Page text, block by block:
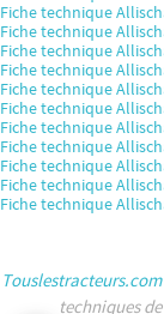
Fiche technique
Fiche technique
Fiche technique
Fiche technique
Fiche technique
Fiche technique
Fiche technique
Fiche technique
Fiche technique
Fiche technique
Fiche technique
Touslestracteurs.com
techniques